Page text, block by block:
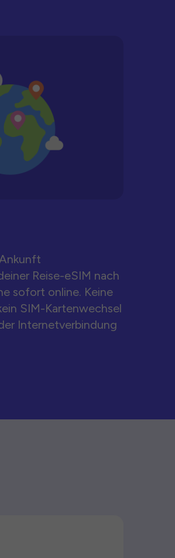
Reise-eSIM nach
sofort online. Keine
SIM-Kartenwechsel
Internetverbindung